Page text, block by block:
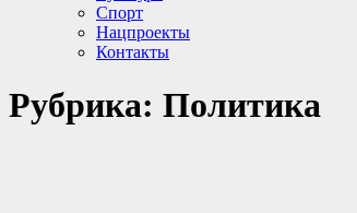
Спорт
Нацпроекты
Контакты
Рубрика: Политика